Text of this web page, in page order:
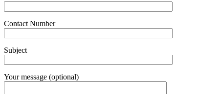
Contact Number
Subject
Your message (optional)